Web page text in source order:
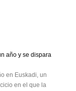
año y se dispara
en Euskadi, un
en el que la